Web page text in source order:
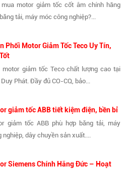
motor giảm tốc cốt âm chính hãng
tải, máy móc công nghiệp?...
Phối Motor Giảm Tốc Teco Uy Tín,
motor giảm tốc Teco chất lượng cao tại
Phát. Đầy đủ CO-CQ, bảo...
giảm tốc ABB tiết kiệm điện, bền bỉ
giảm tốc ABB phù hợp băng tải, máy
nghiệp, dây chuyền sản xuất....
Siemens Chính Hãng Đức – Hoạt